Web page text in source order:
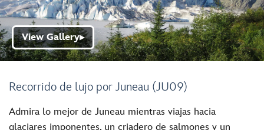
Recorrido de lujo por Juneau (JU09)
View Gallery▶
Admira lo mejor de Juneau mientras viajas hacia
glaciares imponentes, un criadero de salmones y un